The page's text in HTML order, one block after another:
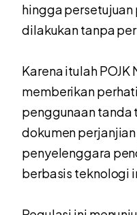
hingga persetujuan
dilakukan tanpa
Karena itulah POJK
memberikan
penggunaan tanda
dokumen
penyelenggara
berbasis teknologi